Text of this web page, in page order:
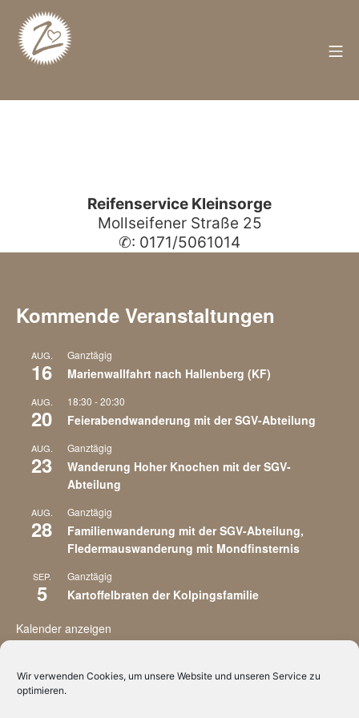
Wir verwenden Cookies, um unsere Website und unseren Service zu
optimieren.
Inhalt
springen
Züschen
Reifenservice Kleinsorge
Mollseifener Straße 25
✆: 0171/5061014
Kommende Veranstaltungen
AUG.
16
Ganztägig
Marienwallfahrt nach Hallenberg (KF)
AUG.
20
18:30 -20:30
Feierabendwanderung mit der SGV-Abteilung
AUG.
23
Ganztägig
Wanderung Hoher Knochen mit der SGV-
Abteilung
AUG.
28
Ganztägig
Familienwanderung mit der SGV-Abteilung,
Fledermauswanderung mit Mondfinsternis
SEP.
5
Ganztägig
Kartoffelbraten der Kolpingsfamilie
Kalender anzeigen